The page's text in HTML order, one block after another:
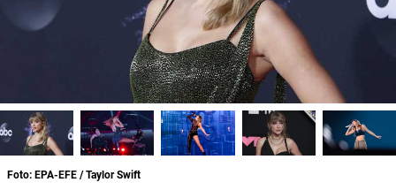
Foto: EPA-EFE / Taylor Swift